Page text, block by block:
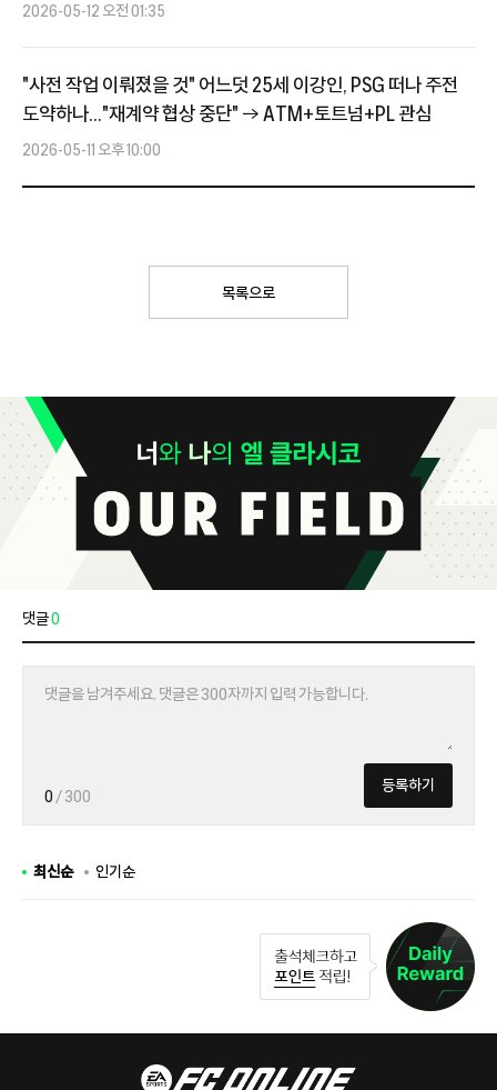
2026-05-12 오전 01:35
"사전 작업 이뤄졌을 것" 어느덧 25세 이강인, PSG 떠나 주전
도약하나..."재계약 협상 중단" → ATM+토트넘+PL 관심
2026-05-11 오후 10:00
목록으로
댓글0
0 / 300
등록하기
최신순 인기순